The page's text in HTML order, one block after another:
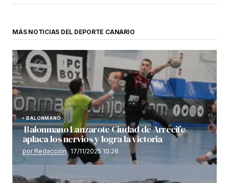
MÁS NOTICIAS DEL DEPORTE CANARIO
BALONMANO
Balonmano Lanzarote Ciudad de Arrecife
aplaca los nervios y logra la victoria
por Redacción 17/11/2025 10:26